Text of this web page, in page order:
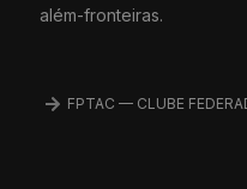
FPTAC — CLUBE
além-fronteiras.